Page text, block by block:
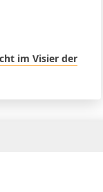
im Visier der